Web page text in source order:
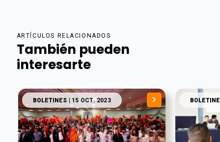
ARTÍCULOS RELACIONADOS
También pueden
interesarte
BOLETINES | 15 OCT. 2023